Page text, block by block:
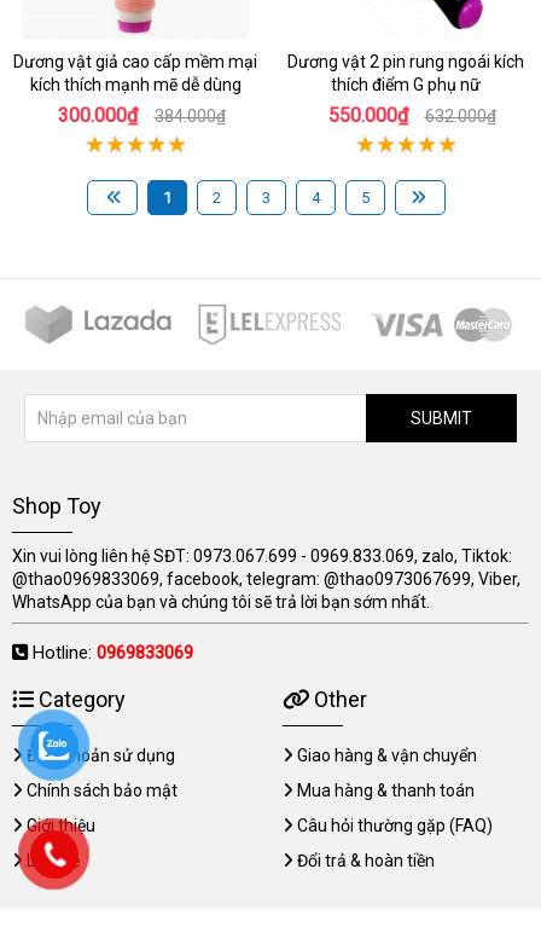
Dương vật giả cao cấp mềm mại
kích thích mạnh mẽ dễ dùng
300.000₫ 384.000₫
Dương vật 2 pin rung ngoái kích
thích điểm G phụ nữ
550.000₫ 632.000₫
1 2 3 4 5
SUBMIT
Shop Toy
Xin vui lòng liên hệ SĐT: 0973.067.699 - 0969.833.069, zalo, Tiktok:
@thao0969833069, facebook, telegram: @thao0973067699, Viber,
WhatsApp của bạn và chúng tôi sẽ trả lời bạn sớm nhất.
Hotline: 0969833069
Category
Điều khoản sử dụng
Chính sách bảo mật
Giới thiệu
Liên hệ
Other
Giao hàng & vận chuyển
Mua hàng & thanh toán
Câu hỏi thường gặp (FAQ)
Đổi trả & hoàn tiền